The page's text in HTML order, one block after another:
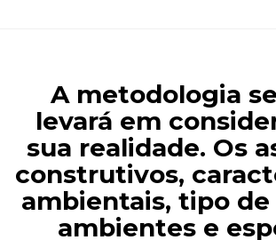
A metodologia
levará em
sua realidade. Os
construtivos,
ambientais, tipo de
ambientes e